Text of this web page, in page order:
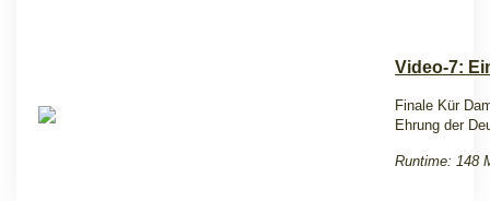
Video-7:
Finale Kür
Ehrung der
Runtime: 148